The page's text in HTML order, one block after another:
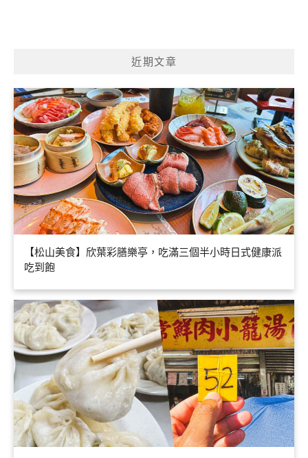
近期文章
【松山美食】欣葉彩膳樂亭，吃滿三個半小時日式健康派
吃到飽